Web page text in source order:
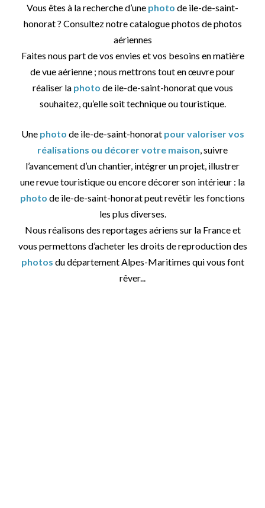
Vous êtes à la recherche d’une photo de ile-de-saint-
honorat ? Consultez notre catalogue photos de photos
aériennes
Faites nous part de vos envies et vos besoins en matière
de vue aérienne ; nous mettrons tout en œuvre pour
réaliser la photo de ile-de-saint-honorat que vous
souhaitez, qu’elle soit technique ou touristique.
Une photo de ile-de-saint-honorat pour valoriser vos
réalisations ou décorer votre maison, suivre
l’avancement d’un chantier, intégrer un projet, illustrer
une revue touristique ou encore décorer son intérieur : la
photo de ile-de-saint-honorat peut revêtir les fonctions
les plus diverses.
Nous réalisons des reportages aériens sur la France et
vous permettons d’acheter les droits de reproduction des
photos du département Alpes-Maritimes qui vous font
rêver...